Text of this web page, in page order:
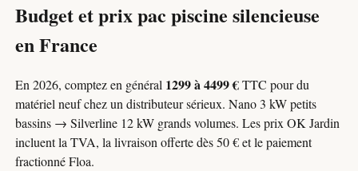
Budget et prix pac piscine silencieuse
en France
En 2026, comptez en général 1299 à 4499 €TTC pour du
matériel neuf chez un distributeur sérieux. Nano 3 kW petits
bassins → Silverline 12 kW grands volumes. Les prix OK Jardin
incluent la TVA, la livraison offerte dès 50 € et le paiement
fractionné Floa.